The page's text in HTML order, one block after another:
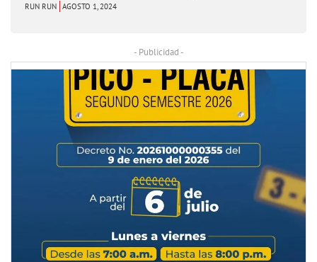
RUN RUN AGOSTO 1, 2024
- Publicidad -